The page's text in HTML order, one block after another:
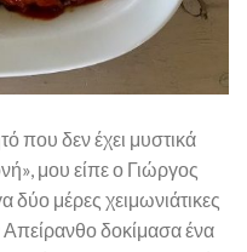
που δεν έχει μυστικά
μου είπε ο Γιώργος
μέρες χειμωνιάτικες
Απείρανθο δοκίμασα ένα